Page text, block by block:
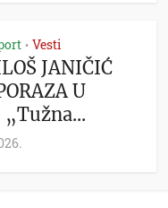
• Vesti
JANIČIĆ
U
„Tužna...